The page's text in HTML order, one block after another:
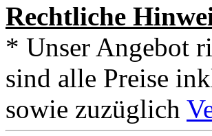
Rechtliche
* Unser Angebot
sind alle Preise
sowie zuzüglich